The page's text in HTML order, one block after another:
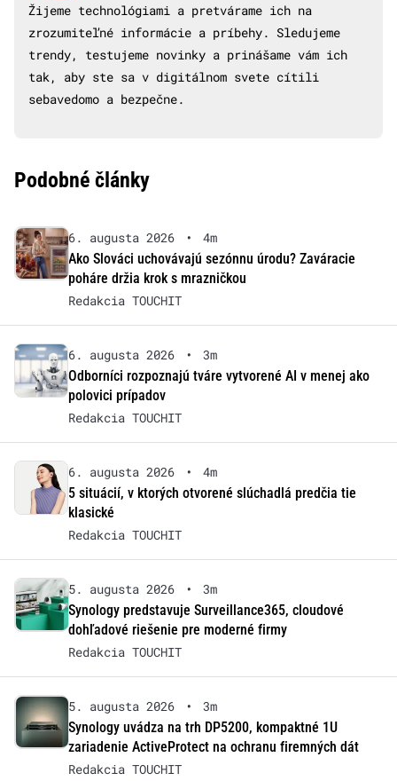
Žijeme technológiami a pretvárame ich na
zrozumiteľné informácie a príbehy. Sledujeme
trendy, testujeme novinky a prinášame vám ich
tak, aby ste sa v digitálnom svete cítili
sebavedomo a bezpečne.
Podobné články
6. augusta 2026 •
4m
Ako Slováci uchovávajú sezónnu úrodu? Zaváracie
poháre držia krok s mrazničkou
Redakcia TOUCHIT
6. augusta 2026 •
3m
Odborníci rozpoznajú tváre vytvorené AI v menej ako
polovici prípadov
Redakcia TOUCHIT
6. augusta 2026 •
4m
5 situácií, v ktorých otvorené slúchadlá predčia tie
klasické
Redakcia TOUCHIT
5. augusta 2026 •
3m
Synology predstavuje Surveillance365, cloudové
dohľadové riešenie pre moderné firmy
Redakcia TOUCHIT
5. augusta 2026 •
3m
Synology uvádza na trh DP5200, kompaktné 1U
zariadenie ActiveProtect na ochranu firemných dát
Redakcia TOUCHIT